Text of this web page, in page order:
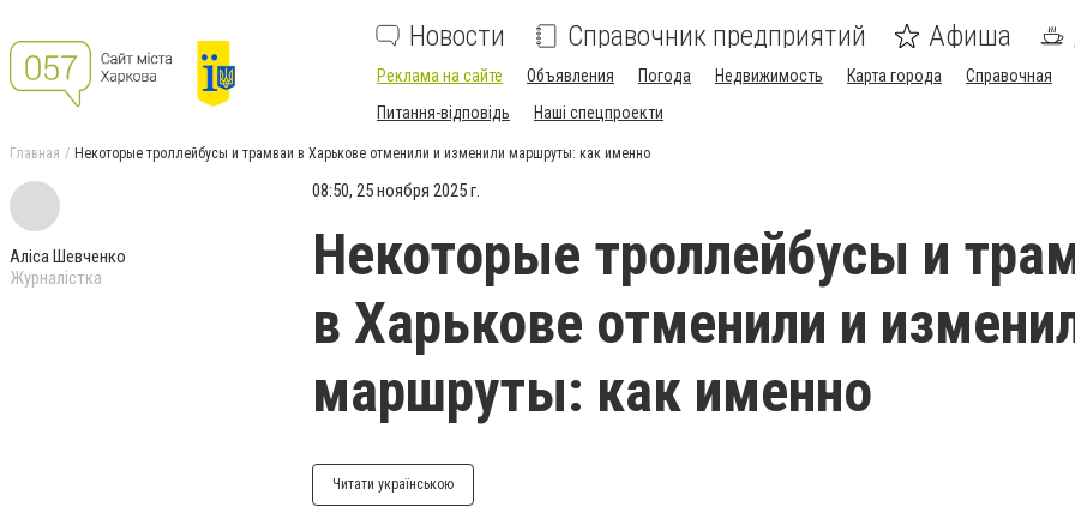
Новости Справочник предприятий Афиша
Реклама на сайте Объявления Погода Недвижимость Карта города
Справочная
Питання-відповідь
Наші спецпроекти
Главная Некоторые троллейбусы и трамваи в Харькове отменили и изменили маршруты: как именно
Аліса Шевченко
Журналістка
08:50, 25 ноября 2025 г.
Некоторые троллейбусы и
в Харькове отменили и
маршруты: как именно
Читати українською